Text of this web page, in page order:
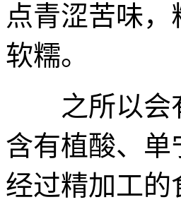
点青涩苦味
软糯。
之所以会有
含有植酸、
经过精加工